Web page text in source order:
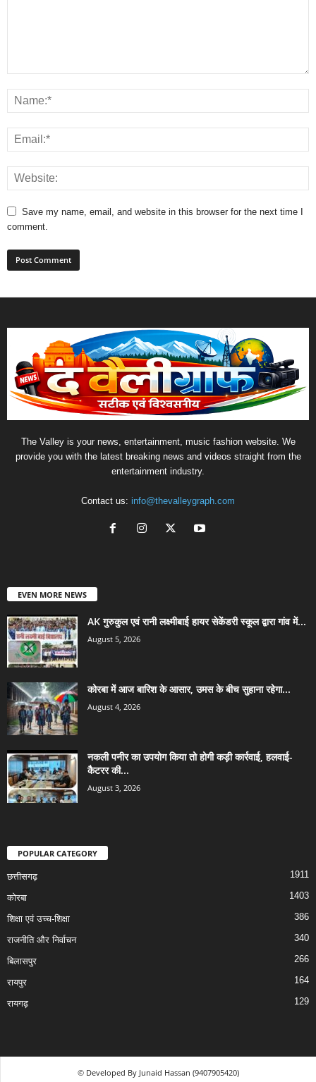
Save my name, email, and website in this browser for the next time I
comment.
The Valley is your news, entertainment, music fashion website. We
provide you with the latest breaking news and videos straight from the
entertainment industry.
Contact us: info@thevalleygraph.com
EVEN MORE NEWS
AK गुरुकुल एवं रानी लक्ष्मीबाई हायर सेकेंडरी स्कूल द्वारा गांव में...
August 5, 2026
कोरबा में आज बारिश के आसार, उमस के बीच सुहाना रहेगा...
August 4, 2026
नकली पनीर का उपयोग किया तो होगी कड़ी कार्रवाई, हलवाई-
कैटरर की...
August 3, 2026
POPULAR CATEGORY
छत्तीसगढ़ 1911
कोरबा 1403
शिक्षा एवं उच्च-शिक्षा 386
राजनीति और निर्वाचन 340
बिलासपुर 266
रायपुर 164
रायगढ़ 129
© Developed By Junaid Hassan (9407905420)